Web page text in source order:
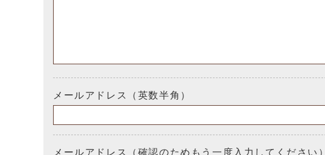
メールアドレス（英数半角）
メールアドレス（確認のためもう一度入力してください）